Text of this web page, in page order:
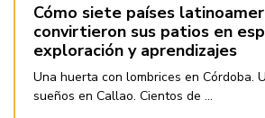
Cómo siete países
convirtieron sus patios en
exploración y aprendizajes
Una huerta con lombrices en Córdoba.
sueños en Callao. Cientos de ...